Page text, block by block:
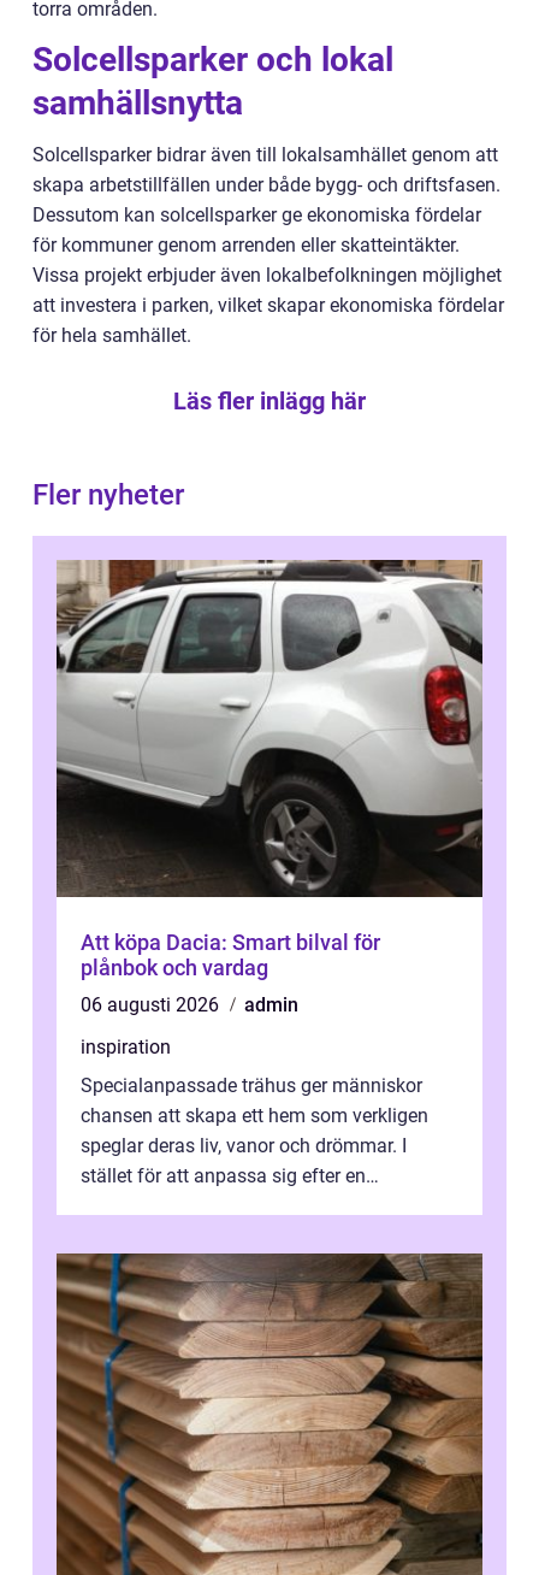
torra områden.
Solcellsparker och lokal
samhällsnytta
Solcellsparker bidrar även till lokalsamhället genom att
skapa arbetstillfällen under både bygg- och driftsfasen.
Dessutom kan solcellsparker ge ekonomiska fördelar
för kommuner genom arrenden eller skatteintäkter.
Vissa projekt erbjuder även lokalbefolkningen möjlighet
att investera i parken, vilket skapar ekonomiska fördelar
för hela samhället.
Läs fler inlägg här
Fler nyheter
Att köpa Dacia: Smart bilval för
plånbok och vardag
06 augusti 2026
admin
inspiration
Specialanpassade trähus ger människor
chansen att skapa ett hem som verkligen
speglar deras liv, vanor och drömmar. I
stället för att anpassa sig efter en